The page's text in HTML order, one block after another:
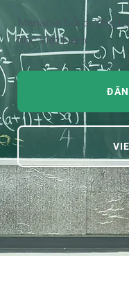
Manabie bồi dưỡng
học Việt Nam